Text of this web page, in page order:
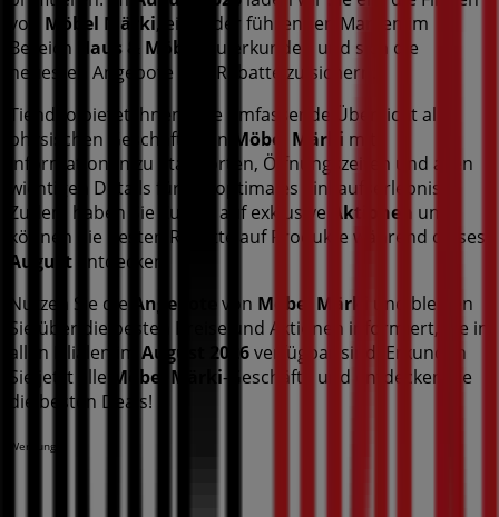
von Möbel Märki, einer der führenden Marken im
Bereich
Haus & Möbel
, zu erkunden und sich die
neuesten Angebote und Rabatte zu sichern.
Tiendeo bietet Ihnen eine umfassende Übersicht aller
physischen Geschäfte von Möbel Märki mit
Informationen zu Standorten, Öffnungszeiten und allen
wichtigen Details für ein optimales Einkaufserlebnis.
Zudem haben Sie Zugriff auf exklusive
Aktionen
und
können die besten Rabatte auf Produkte während dieses
August entdecken.
Nutzen Sie die Angebote von Möbel Märki
und bleiben
Sie über die besten Preise und Aktionen informiert, die in
allen Filialen im August 2026verfügbar sind. Erkunden
Sie jetzt alle Möbel Märki-Geschäfte und entdecken Sie
die besten Deals!
Werbung